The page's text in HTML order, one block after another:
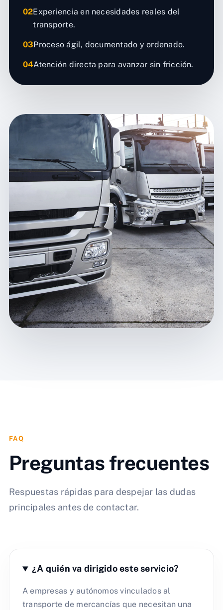
02Experiencia en necesidades reales del
transporte.
03Proceso ágil, documentado y ordenado.
04Atención directa para avanzar sin fricción.
FAQ
Preguntas frecuentes
Respuestas rápidas para despejar las dudas
principales antes de contactar.
¿A quién va dirigido este servicio?
A empresas y autónomos vinculados al
transporte de mercancías que necesitan una